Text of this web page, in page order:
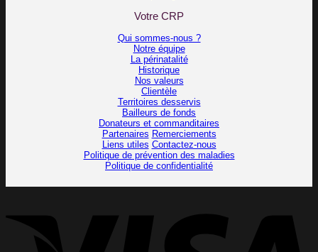
Votre CRP
Qui sommes-nous ?
Notre équipe
La périnatalité
Historique
Nos valeurs
Clientèle
Territoires desservis
Bailleurs de fonds
Donateurs et commanditaires
Partenaires Remerciements
Liens utiles Contactez-nous
Politique de prévention des maladies
Politique de confidentialité